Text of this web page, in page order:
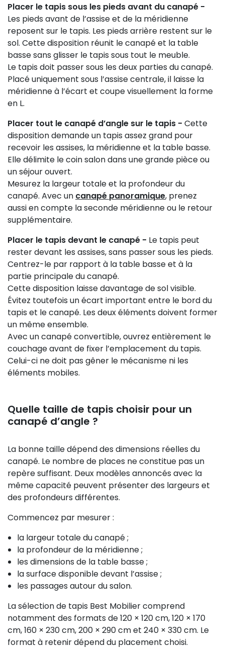
Placer le tapis sous les pieds avant du canapé -
Les pieds avant de l’assise et de la méridienne
reposent sur le tapis. Les pieds arrière restent sur le
sol. Cette disposition réunit le canapé et la table
basse sans glisser le tapis sous tout le meuble.
Le tapis doit passer sous les deux parties du canapé.
Placé uniquement sous l’assise centrale, il laisse la
méridienne à l’écart et coupe visuellement la forme
en L.
Placer tout le canapé d’angle sur le tapis - Cette
disposition demande un tapis assez grand pour
recevoir les assises, la méridienne et la table basse.
Elle délimite le coin salon dans une grande pièce ou
un séjour ouvert.
Mesurez la largeur totale et la profondeur du
canapé. Avec un canapé panoramique, prenez
aussi en compte la seconde méridienne ou le retour
supplémentaire.
Placer le tapis devant le canapé - Le tapis peut
rester devant les assises, sans passer sous les pieds.
Centrez-le par rapport à la table basse et à la
partie principale du canapé.
Cette disposition laisse davantage de sol visible.
Évitez toutefois un écart important entre le bord du
tapis et le canapé. Les deux éléments doivent former
un même ensemble.
Avec un canapé convertible, ouvrez entièrement le
couchage avant de fixer l’emplacement du tapis.
Celui-ci ne doit pas gêner le mécanisme ni les
éléments mobiles.
Quelle taille de tapis choisir pour un
canapé d’angle ?
La bonne taille dépend des dimensions réelles du
canapé. Le nombre de places ne constitue pas un
repère suffisant. Deux modèles annoncés avec la
même capacité peuvent présenter des largeurs et
des profondeurs différentes.
Commencez par mesurer :
la largeur totale du canapé ;
la profondeur de la méridienne ;
les dimensions de la table basse ;
la surface disponible devant l’assise ;
les passages autour du salon.
La sélection de tapis Best Mobilier comprend
notamment des formats de 120 × 120 cm, 120 × 170
cm, 160 × 230 cm, 200 × 290 cm et 240 × 330 cm. Le
format à retenir dépend du placement choisi.